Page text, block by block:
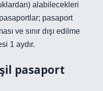
alabilecekleri
pasaport
ve sınır dışı edilme
1 aydır.
pasaport